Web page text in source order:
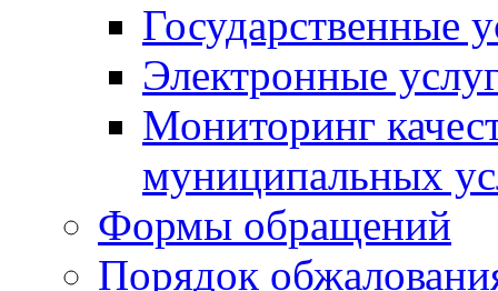
Государственные
Электронные
Мониторинг
муниципальных
Формы обращений
Порядок